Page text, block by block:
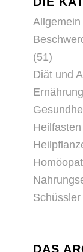
Allgemein
(51)
Diät und
Ernährung
DAS